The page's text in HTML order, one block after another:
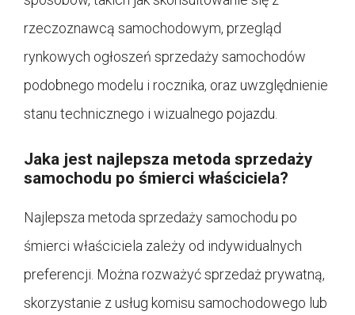
rzeczoznawcą samochodowym, przegląd
rynkowych ogłoszeń sprzedaży samochodów
podobnego modelu i rocznika, oraz uwzględnienie
stanu technicznego i wizualnego pojazdu.
Jaka jest najlepsza metoda sprzedaży
samochodu po śmierci właściciela?
Najlepsza metoda sprzedaży samochodu po
śmierci właściciela zależy od indywidualnych
preferencji. Można rozważyć sprzedaż prywatną,
skorzystanie z usług komisu samochodowego lub